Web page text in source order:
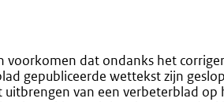
voorkomen dat ondanks het
gepubliceerde wettekst zijn
uitbrengen van een verbeterblad